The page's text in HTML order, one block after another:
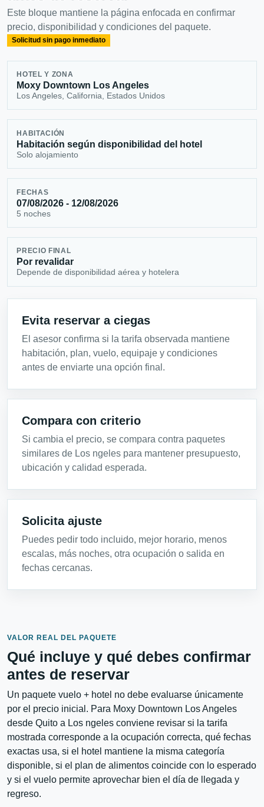
Este bloque mantiene la página enfocada en confirmar
precio, disponibilidad y condiciones del paquete.
Solicitud sin pago inmediato
HOTEL Y ZONA
Moxy Downtown Los Angeles
Los Angeles, California, Estados Unidos
HABITACIÓN
Habitación según disponibilidad del hotel
Solo alojamiento
FECHAS
07/08/2026 - 12/08/2026
5 noches
PRECIO FINAL
Por revalidar
Depende de disponibilidad aérea y hotelera
Evita reservar a ciegas
El asesor confirma si la tarifa observada mantiene
habitación, plan, vuelo, equipaje y condiciones
antes de enviarte una opción final.
Compara con criterio
Si cambia el precio, se compara contra paquetes
similares de Los ngeles para mantener presupuesto,
ubicación y calidad esperada.
Solicita ajuste
Puedes pedir todo incluido, mejor horario, menos
escalas, más noches, otra ocupación o salida en
fechas cercanas.
VALOR REAL DEL PAQUETE
Qué incluye y qué debes confirmar
antes de reservar
Un paquete vuelo + hotel no debe evaluarse únicamente
por el precio inicial. Para Moxy Downtown Los Angeles
desde Quito a Los ngeles conviene revisar si la tarifa
mostrada corresponde a la ocupación correcta, qué fechas
exactas usa, si el hotel mantiene la misma categoría
disponible, si el plan de alimentos coincide con lo esperado
y si el vuelo permite aprovechar bien el día de llegada y
regreso.